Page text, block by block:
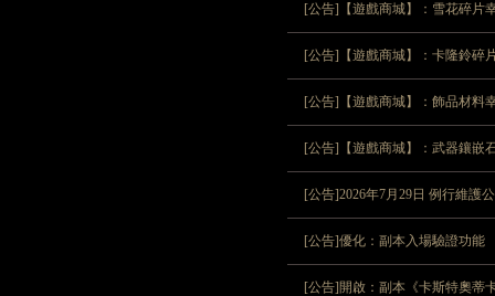
[公告]【遊戲商城】：雪花碎片
[公告]【遊戲商城】：卡隆鈴碎
[公告]【遊戲商城】：飾品材料
[公告]【遊戲商城】：武器鑲嵌
[公告]2026年7月29日 例行維護
[公告]優化：副本入場驗證功能
[公告]開啟：副本《卡斯特奧蒂